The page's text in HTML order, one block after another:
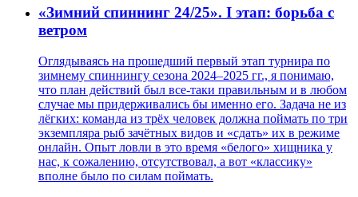
«Зимний спиннинг 24/25». I этап: борьба с
ветром
Оглядываясь на прошедший первый этап турнира по
зимнему спиннингу сезона 2024–2025 гг., я понимаю,
что план действий был все-таки правильным и в любом
случае мы придерживались бы именно его. Задача не из
лёгких: команда из трёх человек должна поймать по три
экземпляра рыб зачётных видов и «сдать» их в режиме
онлайн. Опыт ловли в это время «белого» хищника у
нас, к сожалению, отсутствовал, а вот «классику»
вполне было по силам поймать.